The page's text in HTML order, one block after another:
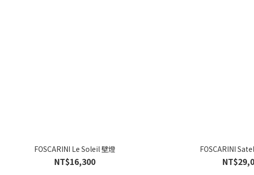
FOSCARINI Le Soleil 壁燈
NT$16,300
FOSCARINI